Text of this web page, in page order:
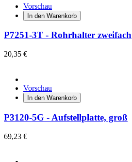
Vorschau
In den Warenkorb
P7251-3T - Rohrhalter zweifach
20,35 €
Vorschau
In den Warenkorb
P3120-5G - Aufstellplatte, groß
69,23 €